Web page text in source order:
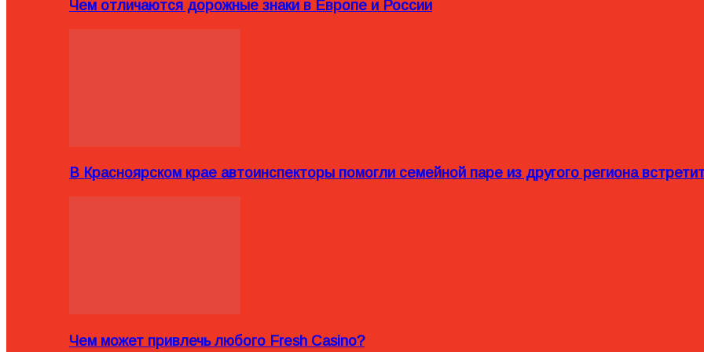
Чем отличаются дорожные знаки в Европе и России
В Красноярском крае автоинспекторы помогли семейной паре из другого региона
Чем может привлечь любого Fresh Casino?